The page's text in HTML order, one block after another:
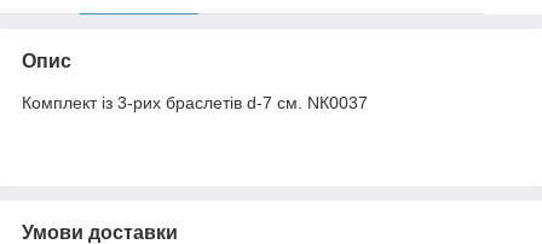
Опис
Комплект із 3-рих браслетів d-7 см. NК0037
Умови доставки